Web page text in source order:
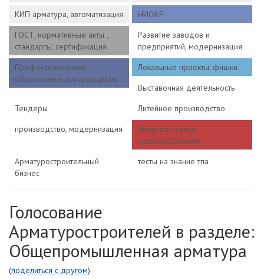
КИП арматура, автоматизация
НИОКР
ГОСТ, нормативные акты ,
стандарты, сертификация
Развитие заводов и
предприятий, модернизация
Профессиональное
образование арматурщиков
Локальные проекты, фишки.
Выставочная деятельность
Тендеры
Литейное производство
производство, модернизация
Энергетическое
машиностроение
Арматуростроительный
бизнес
тесты на знание тпа
Голосование
Арматуростроителей в разделе:
Общепромышленная арматура
(поделиться с другом)